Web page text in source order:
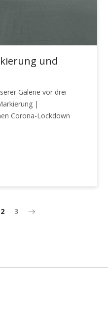
und
Galerie vor drei
|
Corona-Lockdown
2 3